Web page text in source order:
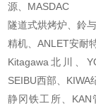
源、MASDAC
隧道式烘烤炉、鈴
精机、ANLET安耐特
Kitagawa北川、
SEIBU西部、KIWA
静冈铁工所、KAN